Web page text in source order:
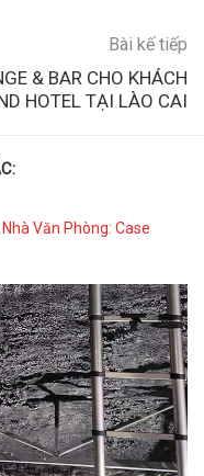
Bài kế tiếp
& BAR CHO KHÁCH
HOTEL TẠI LÀO CAI
Văn Phòng: Case